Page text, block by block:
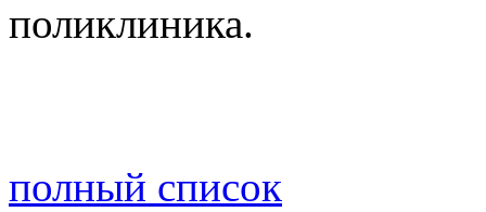
поликлиника.
полный список